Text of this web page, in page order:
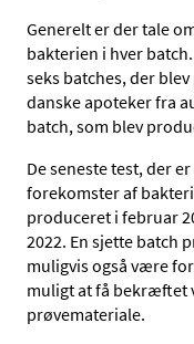
Generelt er der tale
bakterien i hver
seks batches, der
danske apoteker fra
batch, som blev
De seneste test, der
forekomster af
produceret i februar
2022. En sjette batch
muligvis også være
muligt at få bekræftet
prøvemateriale.